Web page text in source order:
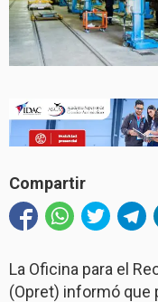
Compartir
La Oficina para el
(Opret) informó que